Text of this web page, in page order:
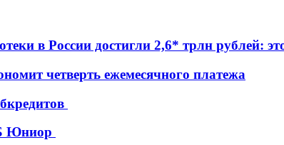
в России достигли 2,6* трлн рублей:
четверть ежемесячного платежа
Юниор